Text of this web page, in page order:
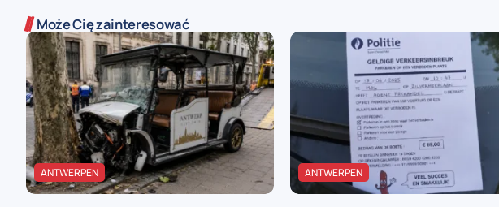
Może Cię zainteresować
ANTWERPEN ANTWERPEN